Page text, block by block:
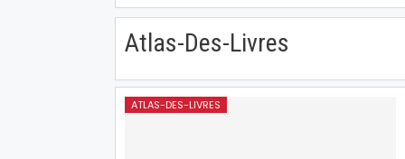
Atlas-Des-Livres
ATLAS-DES-LIVRES